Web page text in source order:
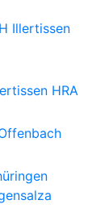
Illertissen
HRA